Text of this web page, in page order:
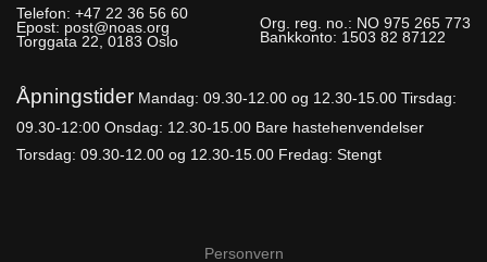
Telefon: +47 22 36 56 60
Epost: post@noas.org
Torggata 22, 0183 Oslo
Org. reg. no.: NO 975 265 773
Bankkonto: 1503 82 87122
Åpningstider Mandag: 09.30-12.00 og 12.30-15.00 Tirsdag:
09.30-12:00 Onsdag: 12.30-15.00 Bare hastehenvendelser
Torsdag: 09.30-12.00 og 12.30-15.00 Fredag: Stengt
Personvern